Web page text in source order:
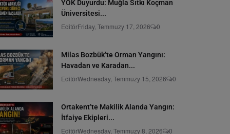
YÖK Duyurdu: Muğla Sıtkı Koçman
Üniversitesi...
EditörFriday, Temmuzy 17, 2026 0
Milas Bozbük’te Orman Yangını:
Havadan ve Karadan...
EditörWednesday, Temmuzy 15, 2026 0
Ortakent’te Makilik Alanda Yangın:
İtfaiye Ekipleri...
EditörWednesday, Temmuzy 8, 2026 0